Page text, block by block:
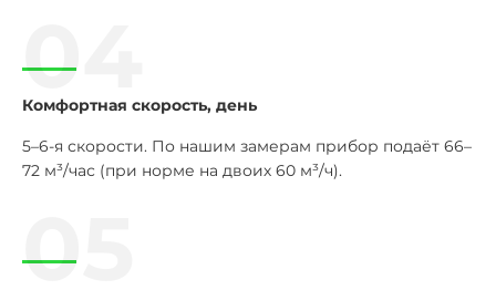
04
Комфортная скорость, день
5–6-я скорости. По нашим замерам прибор подаёт 66–
72 м³/час (при норме на двоих 60 м³/ч).
05